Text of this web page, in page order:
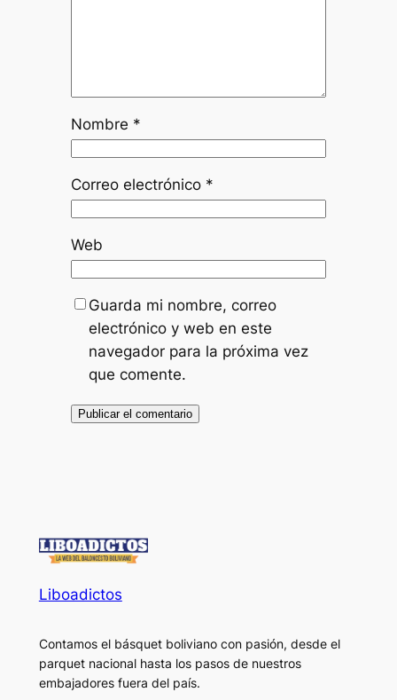
Nombre *
Correo electrónico *
Web
Guarda mi nombre, correo
electrónico y web en este
navegador para la próxima vez
que comente.
Liboadictos
Contamos el básquet boliviano con pasión, desde el
parquet nacional hasta los pasos de nuestros
embajadores fuera del país.